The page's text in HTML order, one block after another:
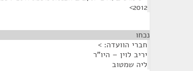
2012>
נכחו
חברי הוועדה: >
יריב לוין – היו"ר
ליה שמטוב